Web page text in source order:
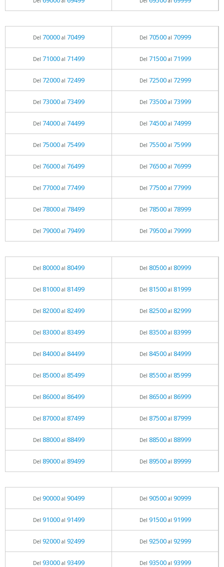
Del 70000al 70499 Del 70500al 70999
Del 71000al 71499 Del 71500al 71999
Del 72000al 72499 Del 72500al 72999
Del 73000al 73499 Del 73500al 73999
Del 74000al 74499 Del 74500al 74999
Del 75000al 75499 Del 75500al 75999
Del 76000al 76499 Del 76500al 76999
Del 77000al 77499 Del 77500al 77999
Del 78000al 78499 Del 78500al 78999
Del 79000al 79499 Del 79500al 79999
Del 80000al 80499 Del 80500al 80999
Del 81000al 81499 Del 81500al 81999
Del 82000al 82499 Del 82500al 82999
Del 83000al 83499 Del 83500al 83999
Del 84000al 84499 Del 84500al 84999
Del 85000al 85499 Del 85500al 85999
Del 86000al 86499 Del 86500al 86999
Del 87000al 87499 Del 87500al 87999
Del 88000al 88499 Del 88500al 88999
Del 89000al 89499 Del 89500al 89999
Del 90000al 90499 Del 90500al 90999
Del 91000al 91499 Del 91500al 91999
Del 92000al 92499 Del 92500al 92999
Del 93000al 93499 Del 93500al 93999